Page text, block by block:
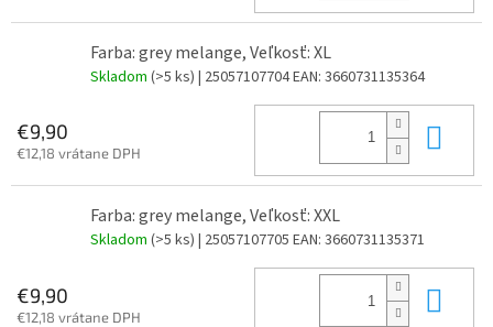
Farba: grey melange, Veľkosť: XL
Skladom (>5 ks) | 25057107704EAN: 3660731135364
€9,90
€12,18 vrátane DPH
Farba: grey melange, Veľkosť: XXL
Skladom (>5 ks) | 25057107705 EAN: 3660731135371
€9,90
€12,18 vrátane DPH